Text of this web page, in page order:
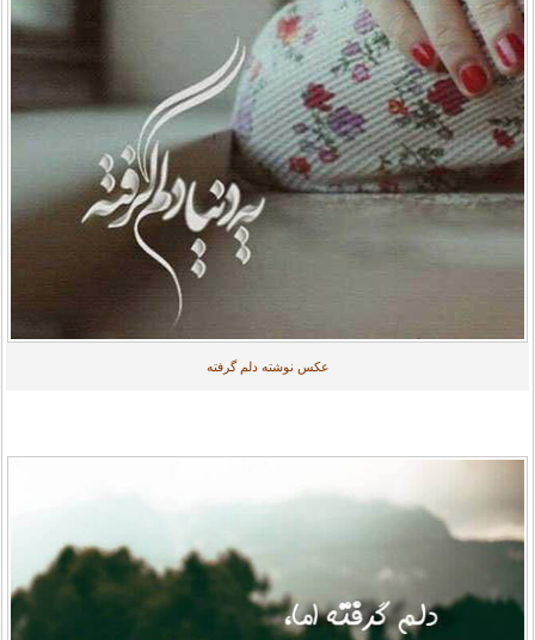
عکس نوشته دلم گرفته